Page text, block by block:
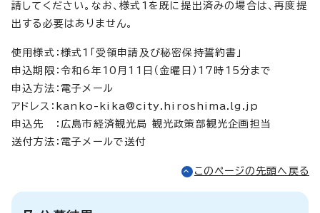
請してください。なお、様式1を既に提出済みの場合は、再度提
出する必要はありません。
使用様式：様式1「受領申請及び秘密保持誓約書」
申込期限：令和6年10月11日（金曜日）17時15分まで
申込方法：電子メール
アドレス： kanko-kika@city.hiroshima.lg.jp
申込先 ：広島市経済観光局 観光政策部観光企画担当
送付方法：電子メールで送付
このページの先頭へ戻る